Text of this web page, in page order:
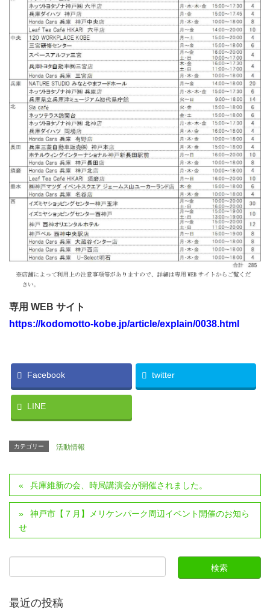
専用 WEB サイト
https://kodomotto-kobe.jp/article/explain/0038.html
Facebook twitter
LINE
カテゴリー 活動情報
兵庫維新の会、時局講演会が開催されました。
神戸市【７月】メリケンパーク周辺イベント開催のお知ら
せ
最近の投稿